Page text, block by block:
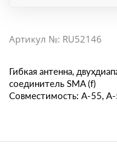
Гибкая антенна,
соединитель SMA (f)
Совместимость: А-55,
Артикул №: RU52146